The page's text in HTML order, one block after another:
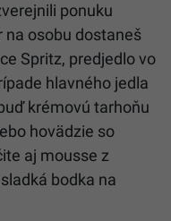
ponuku
na osobu dostaneš
Spritz, predjedlo vo
hlavného jedla
krémovú tarhoňu
hovädzie so
aj mousse z
bodka na